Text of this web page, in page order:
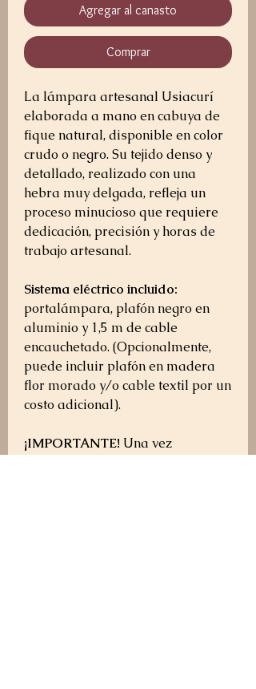
Agregar al canasto
Comprar
La lámpara artesanal Usiacurí
elaborada a mano en cabuya de
fique natural, disponible en color
crudo o negro. Su tejido denso y
detallado, realizado con una
hebra muy delgada, refleja un
proceso minucioso que requiere
dedicación, precisión y horas de
trabajo artesanal.
Sistema eléctrico incluido:
portalámpara, plafón negro en
aluminio y 1,5 m de cable
encauchetado. (Opcionalmente,
puede incluir plafón en madera
flor morado y/o cable textil por un
costo adicional).
¡IMPORTANTE! Una vez